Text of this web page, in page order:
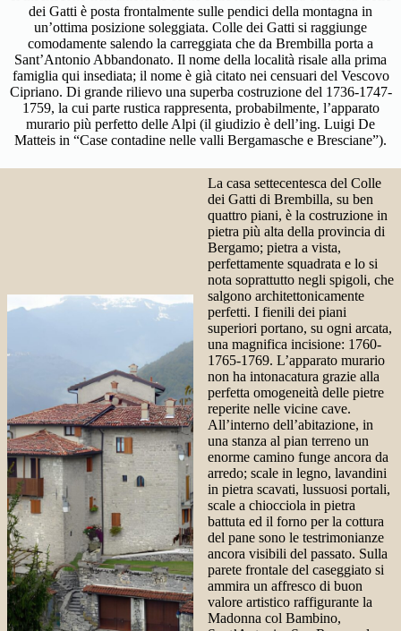
dei Gatti è posta frontalmente sulle pendici della montagna in
un’ottima posizione soleggiata. Colle dei Gatti si raggiunge
comodamente salendo la carreggiata che da Brembilla porta a
Sant’Antonio Abbandonato. Il nome della località risale alla prima
famiglia qui insediata; il nome è già citato nei censuari del Vescovo
Cipriano. Di grande rilievo una superba costruzione del 1736-1747-
1759, la cui parte rustica rappresenta, probabilmente, l’apparato
murario più perfetto delle Alpi (il giudizio è dell’ing. Luigi De
Matteis in “Case contadine nelle valli Bergamasche e Bresciane”).
La casa settecentesca del Colle
dei Gatti di Brembilla, su ben
quattro piani, è la costruzione in
pietra più alta della provincia di
Bergamo; pietra a vista,
perfettamente squadrata e lo si
nota soprattutto negli spigoli, che
salgono architettonicamente
perfetti. I fienili dei piani
superiori portano, su ogni arcata,
una magnifica incisione: 1760-
1765-1769. L’apparato murario
non ha intonacatura grazie alla
perfetta omogeneità delle pietre
reperite nelle vicine cave.
All’interno dell’abitazione, in
una stanza al pian terreno un
enorme camino funge ancora da
arredo; scale in legno, lavandini
in pietra scavati, lussuosi portali,
scale a chiocciola in pietra
battuta ed il forno per la cottura
del pane sono le testrimonianze
ancora visibili del passato. Sulla
parete frontale del caseggiato si
ammira un affresco di buon
valore artistico raffigurante la
Madonna col Bambino,